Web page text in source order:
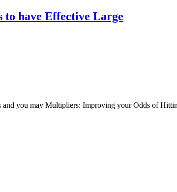
have Effective Large
and you may Multipliers: Improving your Odds of